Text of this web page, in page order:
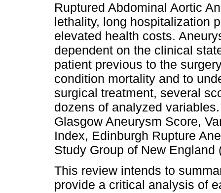
Ruptured Abdominal Aortic
lethality, long hospitalization
elevated health costs.
dependent on the clinical
patient previous to the
condition mortality and to
surgical treatment, several
dozens of analyzed
Glasgow Aneurysm Score,
Index, Edinburgh Rupture
Study Group of New England
This review intends to
provide a critical analysis of